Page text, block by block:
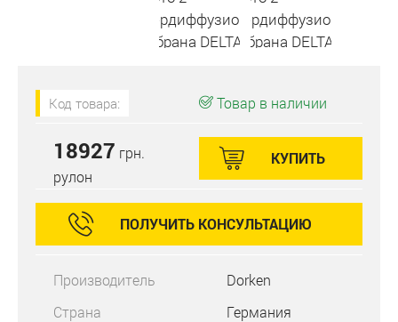
Код товара: Товар в наличии
18927 грн.
рулон
КУПИТЬ
ПОЛУЧИТЬ КОНСУЛЬТАЦИЮ
Производитель
Dorken
Страна
Германия